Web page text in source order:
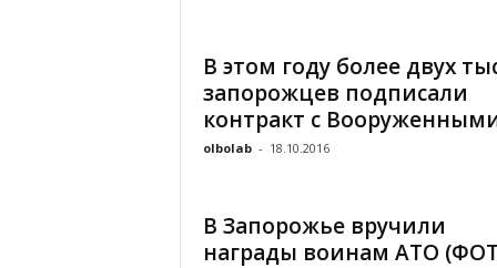
В этом году более двух
запорожцев подписали
контракт с
olbolab - 18.10.2016
В Запорожье вручили
награды воинам АТО